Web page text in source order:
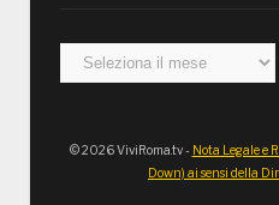
Archivi
© 2026 ViviRoma.tv - Nota Legale e
Down) ai sensi della